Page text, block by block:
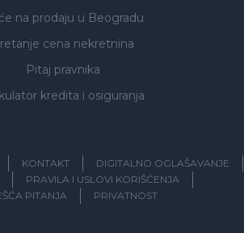
na prodaju u Beogradu
cena nekretnina
Pitaj pravnika
kredita i osiguranja
KONTAKT
DIGITALNO OGLAŠAVANJE
PRAVILA I USLOVI KORIŠĆENJA
PITANJA
PRIVATNOST